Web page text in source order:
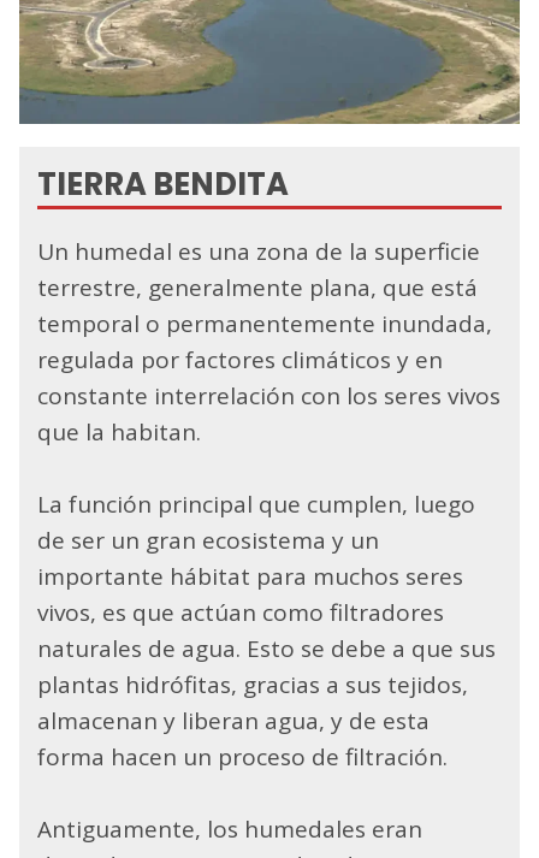
TIERRA BENDITA
Un humedal es una zona de la superficie
terrestre, generalmente plana, que está
temporal o permanentemente inundada,
regulada por factores climáticos y en
constante interrelación con los seres vivos
que la habitan.
La función principal que cumplen, luego
de ser un gran ecosistema y un
importante hábitat para muchos seres
vivos, es que actúan como filtradores
naturales de agua. Esto se debe a que sus
plantas hidrófitas, gracias a sus tejidos,
almacenan y liberan agua, y de esta
forma hacen un proceso de filtración.
Antiguamente, los humedales eran